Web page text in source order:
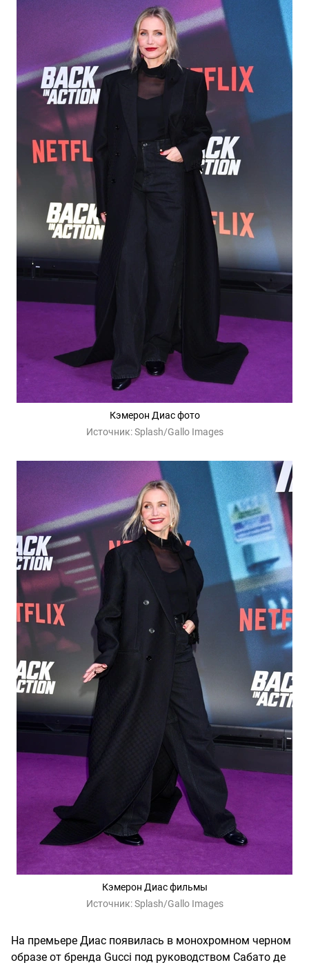
Кэмерон Диас фото
Источник:Splash/Gallo Images
Кэмерон Диас фильмы
Источник:Splash/Gallo Images
На премьере Диас появилась в монохромном черном
образе от бренда Gucci под руководством Сабато де